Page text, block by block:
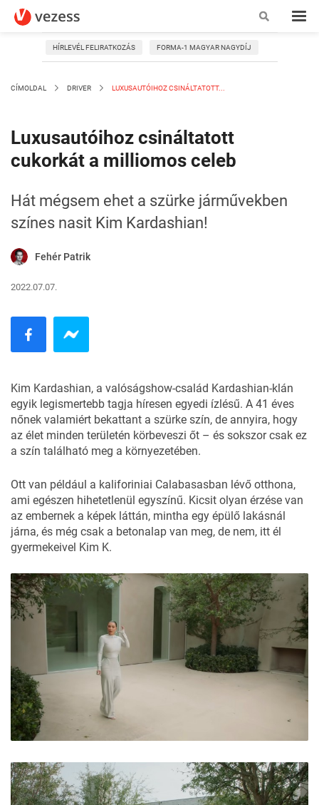
HÍRLEVÉL FELIRATKOZÁS FORMA-1 MAGYAR NAGYDÍJ
CÍMOLDAL DRIVER LUXUSAUTÓIHOZ CSINÁLTATOTT...
Luxusautóihoz csináltatott
cukorkát a milliomos celeb
Hát mégsem ehet a szürke járművekben
színes nasit Kim Kardashian!
Fehér Patrik
2022.07.07.
Kim Kardashian, a valóságshow-család Kardashian-klán
egyik legismertebb tagja híresen egyedi ízlésű. A 41 éves
nőnek valamiért bekattant a szürke szín, de annyira, hogy
az élet minden területén körbeveszi őt – és sokszor csak ez
a szín található meg a környezetében.
Ott van például a kaliforiniai Calabasasban lévő otthona,
ami egészen hihetetlenül egyszínű. Kicsit olyan érzése van
az embernek a képek láttán, mintha egy épülő lakásnál
járna, és még csak a betonalap van meg, de nem, itt él
gyermekeivel Kim K.